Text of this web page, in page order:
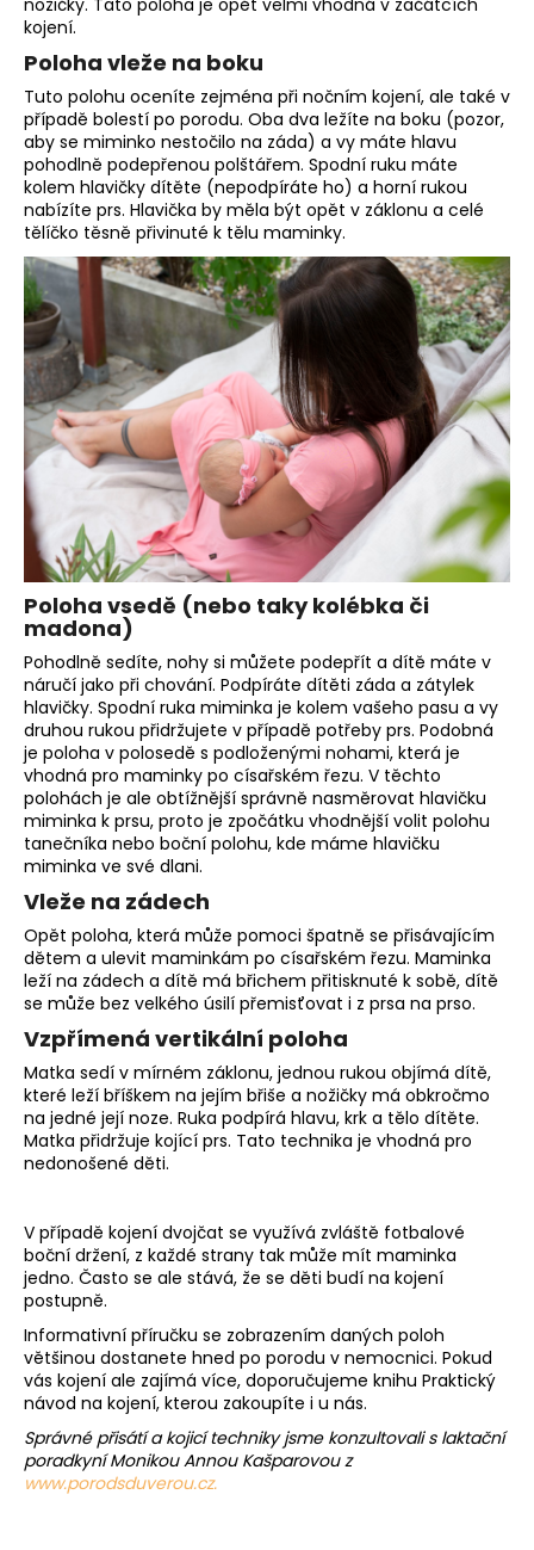
nožičky. Tato poloha je opět velmi vhodná v začátcích
kojení.
Poloha vleže na boku
Tuto polohu oceníte zejména při nočním kojení, ale také v
případě bolestí po porodu. Oba dva ležíte na boku (pozor,
aby se miminko nestočilo na záda) a vy máte hlavu
pohodlně podepřenou polštářem. Spodní ruku máte
kolem hlavičky dítěte (nepodpíráte ho) a horní rukou
nabízíte prs. Hlavička by měla být opět v záklonu a celé
tělíčko těsně přivinuté k tělu maminky.
Poloha vsedě (nebo taky kolébka či
madona)
Pohodlně sedíte, nohy si můžete podepřít a dítě máte v
náručí jako při chování. Podpíráte dítěti záda a zátylek
hlavičky. Spodní ruka miminka je kolem vašeho pasu a vy
druhou rukou přidržujete v případě potřeby prs. Podobná
je poloha v polosedě s podloženými nohami, která je
vhodná pro maminky po císařském řezu. V těchto
polohách je ale obtížnější správně nasměrovat hlavičku
miminka k prsu, proto je zpočátku vhodnější volit polohu
tanečníka nebo boční polohu, kde máme hlavičku
miminka ve své dlani.
Vleže na zádech
Opět poloha, která může pomoci špatně se přisávajícím
dětem a ulevit maminkám po císařském řezu. Maminka
leží na zádech a dítě má břichem přitisknuté k sobě, dítě
se může bez velkého úsilí přemisťovat i z prsa na prso.
Vzpřímená vertikální poloha
Matka sedí v mírném záklonu, jednou rukou objímá dítě,
které leží bříškem na jejím břiše a nožičky má obkročmo
na jedné její noze. Ruka podpírá hlavu, krk a tělo dítěte.
Matka přidržuje kojící prs. Tato technika je vhodná pro
nedonošené děti.
V případě kojení dvojčat se využívá zvláště fotbalové
boční držení, z každé strany tak může mít maminka
jedno. Často se ale stává, že se děti budí na kojení
postupně.
Informativní příručku se zobrazením daných poloh
většinou dostanete hned po porodu v nemocnici. Pokud
vás kojení ale zajímá více, doporučujeme knihu Praktický
návod na kojení, kterou zakoupíte i u nás.
Správné přisátí a kojicí techniky jsme konzultovali s laktační
poradkyní Monikou Annou Kašparovou z
www.porodsduverou.cz.